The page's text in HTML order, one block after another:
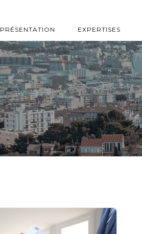
PRÉSENTATION EXPERTISES